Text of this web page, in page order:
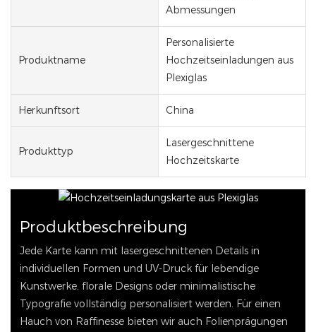
Abmessungen
Produktname
Personalisierte
Hochzeitseinladungen aus
Plexiglas
Herkunftsort China
Produkttyp
Lasergeschnittene
Hochzeitskarte
Produktbeschreibung
Jede Karte kann mit lasergeschnittenen Details in
individuellen Formen und UV-Druck für lebendige
Kunstwerke, florale Designs oder minimalistische
Typografie vollständig personalisiert werden. Für einen
Hauch von Raffinesse bieten wir auch Folienprägungen